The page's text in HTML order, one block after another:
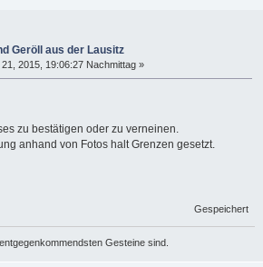
Geröll aus der Lausitz
2015, 19:06:27 Nachmittag »
zu bestätigen oder zu verneinen.
anhand von Fotos halt Grenzen gesetzt.
Gespeichert
Gesteine sind.